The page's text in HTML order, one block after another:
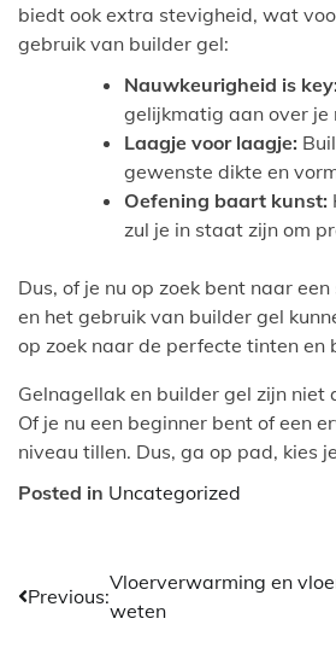
biedt ook extra stevigheid, wat
gebruik van builder gel:
Nauwkeurigheid is
gelijkmatig aan over je
Laagje voor laagje:
gewenste dikte en
Oefening baart kunst:
zul je in staat zijn om
Dus, of je nu op zoek bent naar
en het gebruik van builder gel
op zoek naar de perfecte tinten en
Gelnagellak en builder gel zijn
Of je nu een beginner bent of een
niveau tillen. Dus, ga op pad, kies
Posted in Uncategorized
Bericht
Previous:
Vloerverwarming en
weten